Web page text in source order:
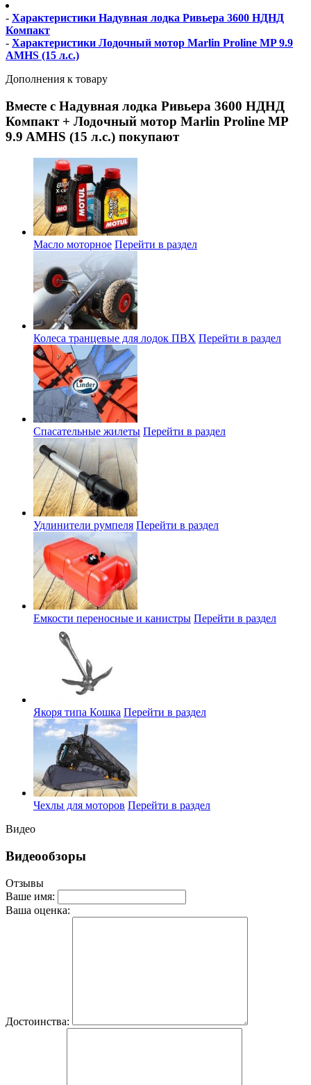
- Характеристики Надувная лодка Ривьера 3600 НДНД
Компакт
- Характеристики Лодочный мотор Marlin Proline MP 9.9
AMHS (15 л.с.)
Дополнения к товару
Вместе с Надувная лодка Ривьера 3600 НДНД
Компакт + Лодочный мотор Marlin Proline MP
9.9 AMHS (15 л.с.) покупают
Масло моторное Перейти в раздел
Колеса транцевые для лодок ПВХ Перейти в раздел
Спасательные жилеты Перейти в раздел
Удлинители румпеля Перейти в раздел
Емкости переносные и канистры Перейти в раздел
Якоря типа Кошка Перейти в раздел
Чехлы для моторов Перейти в раздел
Видео
Видеообзоры
Отзывы
Ваше имя:
Ваша оценка:
Достоинства: